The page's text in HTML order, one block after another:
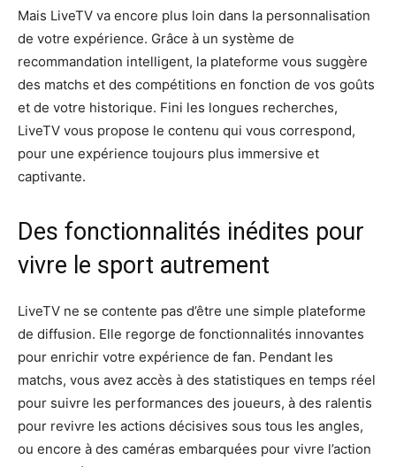
Mais LiveTV va encore plus loin dans la personnalisation
de votre expérience. Grâce à un système de
recommandation intelligent, la plateforme vous suggère
des matchs et des compétitions en fonction de vos goûts
et de votre historique. Fini les longues recherches,
LiveTV vous propose le contenu qui vous correspond,
pour une expérience toujours plus immersive et
captivante.
Des fonctionnalités inédites pour
vivre le sport autrement
LiveTV ne se contente pas d’être une simple plateforme
de diffusion. Elle regorge de fonctionnalités innovantes
pour enrichir votre expérience de fan. Pendant les
matchs, vous avez accès à des statistiques en temps réel
pour suivre les performances des joueurs, à des ralentis
pour revivre les actions décisives sous tous les angles,
ou encore à des caméras embarquées pour vivre l’action